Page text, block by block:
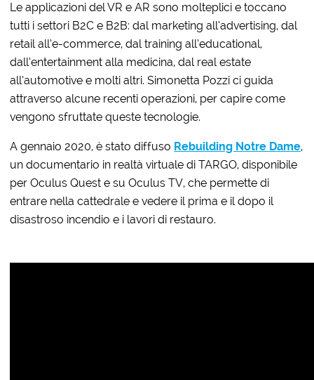
Le applicazioni del VR e AR sono molteplici e toccano
tutti i settori B2C e B2B: dal marketing all’advertising, dal
retail all’e-commerce, dal training all’educational,
dall’entertainment alla medicina, dal real estate
all’automotive e molti altri. Simonetta Pozzi ci guida
attraverso alcune recenti operazioni, per capire come
vengono sfruttate queste tecnologie.
A gennaio 2020, è stato diffuso Rebuilding Notre Dame,
un documentario in realtà virtuale di TARGO, disponibile
per Oculus Quest e su Oculus TV, che permette di
entrare nella cattedrale e vedere il prima e il dopo il
disastroso incendio e i lavori di restauro.